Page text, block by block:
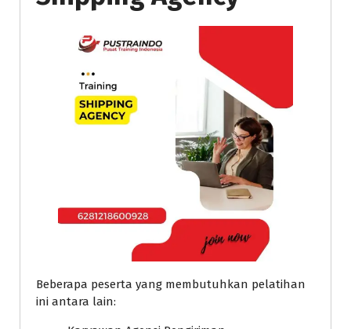
Beberapa peserta yang membutuhkan pelatihan
ini antara lain: